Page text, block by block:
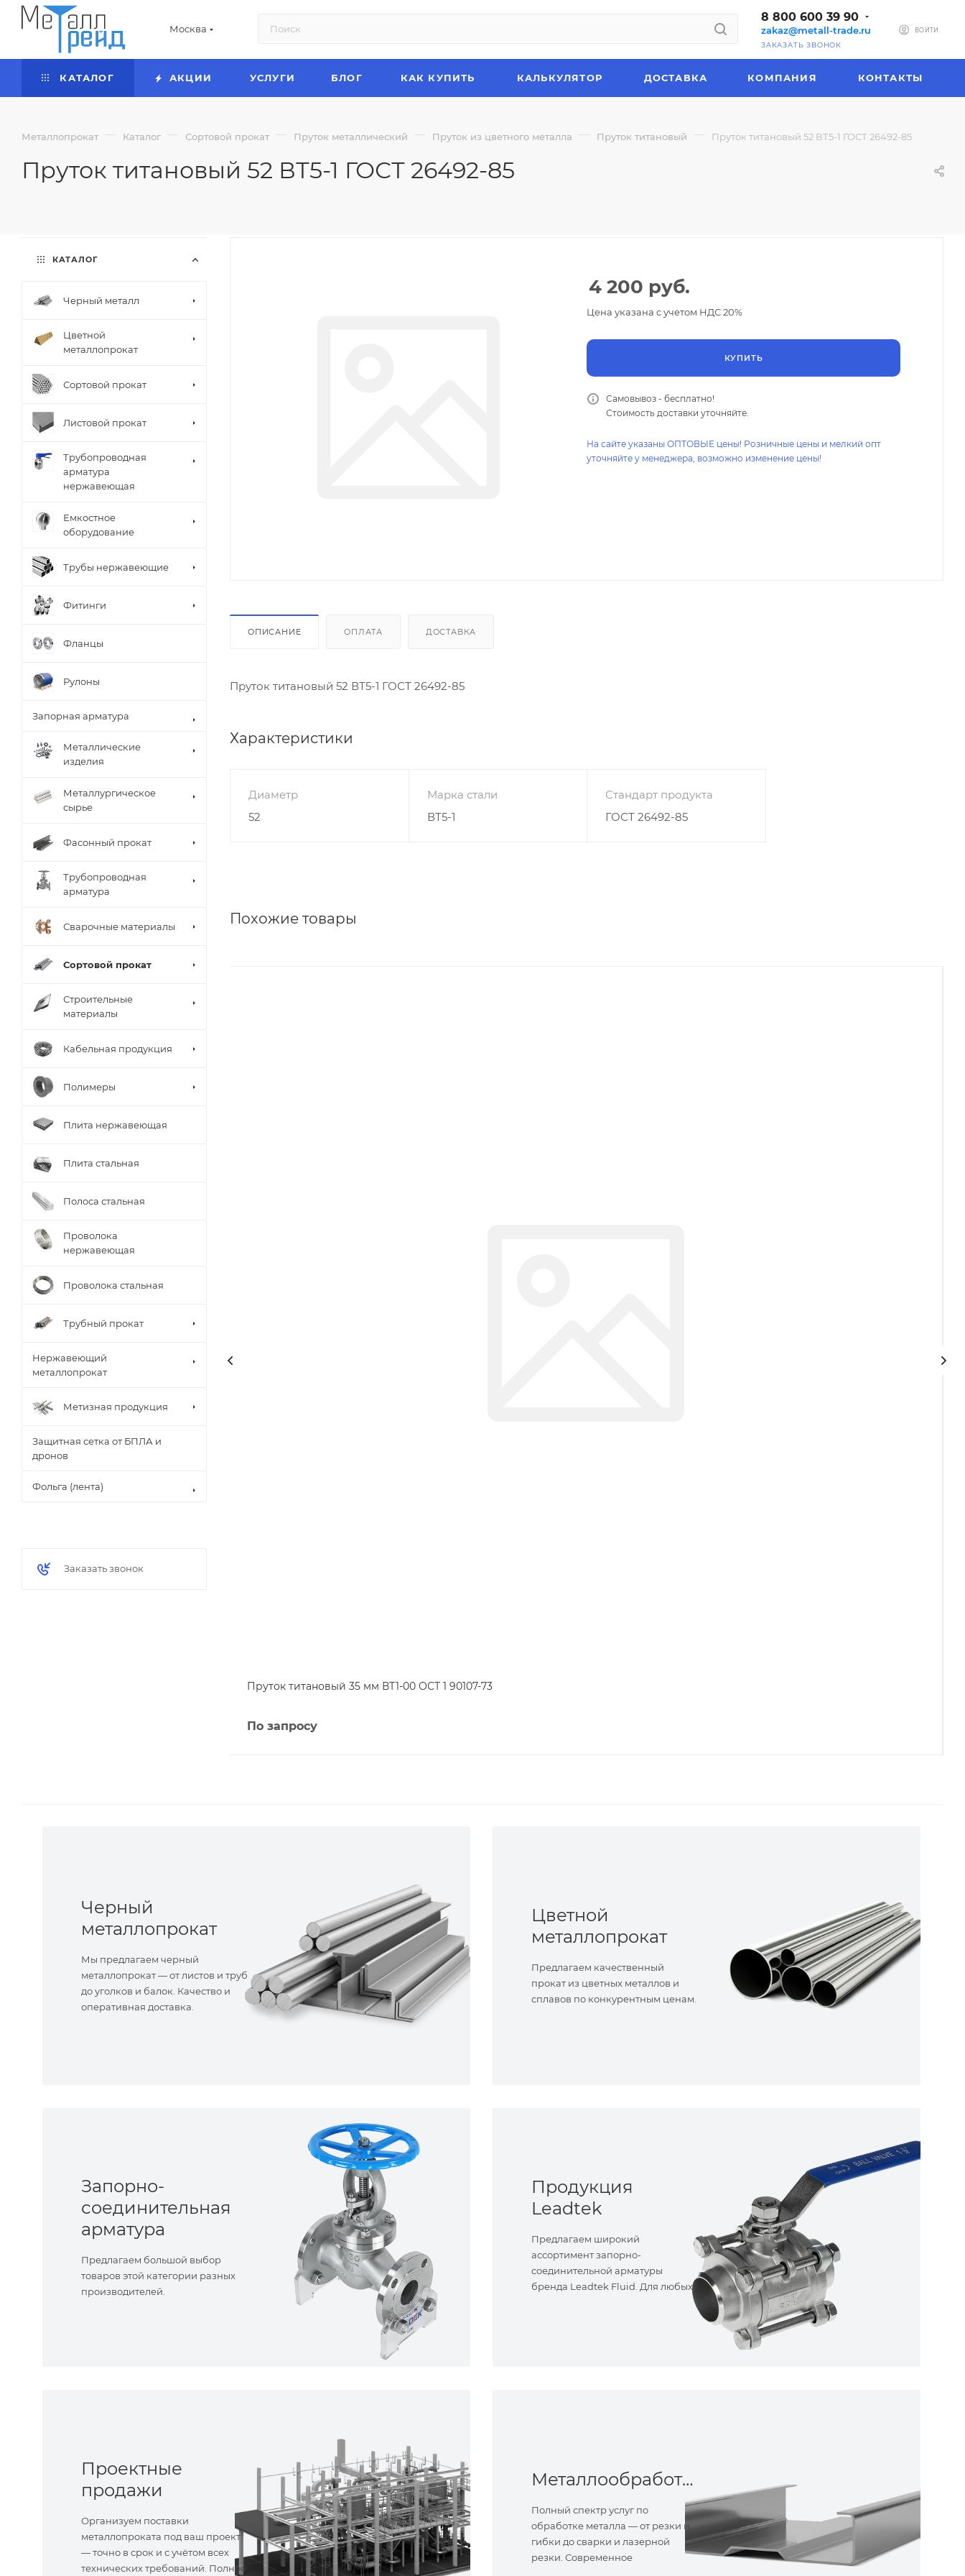
Москва
8 800 600 39 90
zakaz@metall-trade.ru
ЗАКАЗАТЬ ЗВОНОК
ВОЙТИ
КАТАЛОГ АКЦИИ УСЛУГИ БЛОГ КАК КУПИТЬ КАЛЬКУЛЯТОР ДОСТАВКА КОМПАНИЯ КОНТАКТЫ
Металлопрокат — Каталог — Сортовой прокат — Пруток металлический — Пруток из цветного металла — Пруток титановый — Пруток титановый 52 ВТ5-1 ГОСТ 26492-85
Пруток титановый 52 ВТ5-1 ГОСТ 26492-85
4 200 руб.
Цена указана с учетом НДС 20%
КУПИТЬ
Самовывоз - бесплатно!
Стоимость доставки уточняйте.
На сайте указаны ОПТОВЫЕ цены! Розничные цены и мелкий опт
уточняйте у менеджера, возможно изменение цены!
ОПИСАНИЕ ОПЛАТА ДОСТАВКА
Пруток титановый 52 ВТ5-1 ГОСТ 26492-85
Характеристики
Диаметр
52
Марка стали
ВТ5-1
Стандарт продукта
ГОСТ 26492-85
Похожие товары
Пруток титановый 35 мм ВТ1-00 ОСТ 1 90107-73
По запросу
КАТАЛОГ
Черный металл
Цветной
металлопрокат
Сортовой прокат
Листовой прокат
Трубопроводная
арматура
нержавеющая
Емкостное
оборудование
Трубы нержавеющие
Фитинги
Фланцы
Рулоны
Запорная арматура
Металлические
изделия
Металлургическое
сырье
Фасонный прокат
Трубопроводная
арматура
Сварочные материалы
Сортовой прокат
Строительные
материалы
Кабельная продукция
Полимеры
Плита нержавеющая
Плита стальная
Полоса стальная
Проволока
нержавеющая
Проволока стальная
Трубный прокат
Нержавеющий
металлопрокат
Метизная продукция
Защитная сетка от БПЛА и
дронов
Фольга (лента)
Заказать звонок
Черный
металлопрокат
Мы предлагаем черный
металлопрокат — от листов и труб
до уголков и балок. Качество и
оперативная доставка.
Цветной
металлопрокат
Предлагаем качественный
прокат из цветных металлов и
сплавов по конкурентным ценам.
Запорно-
соединительная
арматура
Предлагаем большой выбор
товаров этой категории разных
производителей.
Продукция
Leadtek
Предлагаем широкий
ассортимент запорно-
соединительной арматуры
бренда Leadtek Fluid. Для любых
Проектные
продажи
Организуем поставки
металлопроката под ваш проект
— точно в срок и с учётом всех
технических требований. Полное
Металлообработка
Полный спектр услуг по
обработке металла — от резки и
гибки до сварки и лазерной
резки. Современное